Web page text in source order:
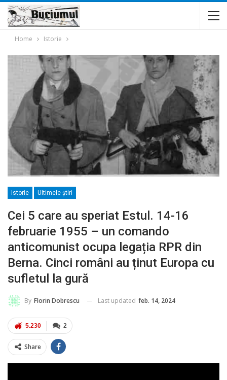
Home Istorie
Istorie Ultimele ştiri
Cei 5 care au speriat Estul. 14-16
februarie 1955 – un comando
anticomunist ocupa legația RPR din
Berna. Cinci români au ținut Europa cu
sufletul la gură
By Florin Dobrescu Last updated feb. 14, 2024
2
5.230
Share